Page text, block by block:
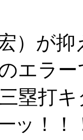
）が
エラ
三塁
！！